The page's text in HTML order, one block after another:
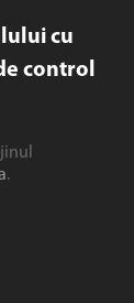
cu
control
.